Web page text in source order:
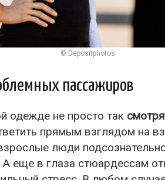
© Depositphotos
пассажиров
одежде не просто так
прямым взглядом на
люди
А еще в глаза стюардессам